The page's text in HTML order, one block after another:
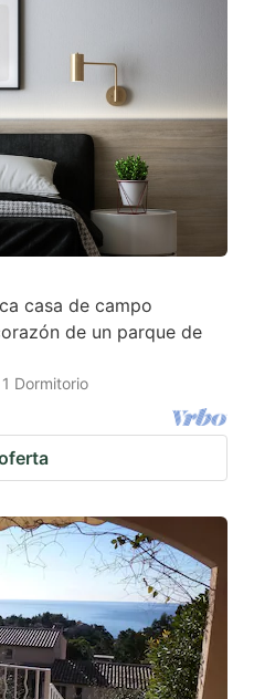
casa de campo
de un parque de
Dormitorio